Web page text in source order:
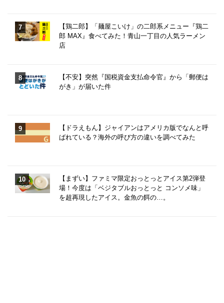
【鶏二郎】「麺屋こいけ」の二郎系メニュー『鶏二
郎 MAX』食べてみた！青山一丁目の人気ラーメン
店
【不安】突然『国税資金支払命令官』から「郵便は
がき」が届いた件
【ドラえもん】ジャイアンはアメリカ版でなんと呼
ばれている？海外の呼び方の違いを調べてみた
【まずい】ファミマ限定おっとっとアイス第2弾登
場！今度は「ベジタブルおっとっと コンソメ味」
を超再現したアイス。金魚の餌の…。